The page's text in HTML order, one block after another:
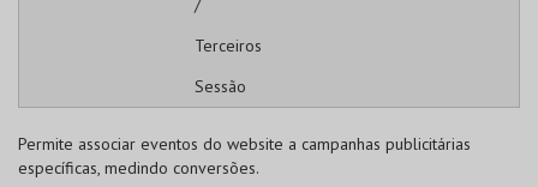
/
Terceiros
Sessão
Permite associar eventos do website a campanhas publicitárias
específicas, medindo conversões.